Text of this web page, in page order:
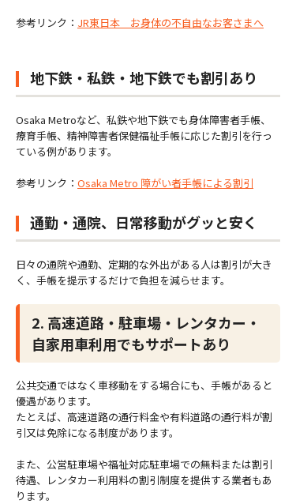
参考リンク： JR東日本 お身体の不自由なお客さまへ
地下鉄・私鉄・地下鉄でも割引あり
Osaka Metroなど、私鉄や地下鉄でも身体障害者手帳、
療育手帳、精神障害者保健福祉手帳に応じた割引を行っ
ている例があります。
参考リンク： Osaka Metro 障がい者手帳による割引
通勤・通院、日常移動がグッと安く
日々の通院や通勤、定期的な外出がある人は割引が大き
く、手帳を提示するだけで負担を減らせます。
2. 高速道路・駐車場・レンタカー・
自家用車利用でもサポートあり
公共交通ではなく車移動をする場合にも、手帳があると
優遇があります。
たとえば、高速道路の通行料金や有料道路の通行料が割
引又は免除になる制度があります。
また、公営駐車場や福祉対応駐車場での無料または割引
待遇、レンタカー利用料の割引制度を提供する業者もあ
ります。